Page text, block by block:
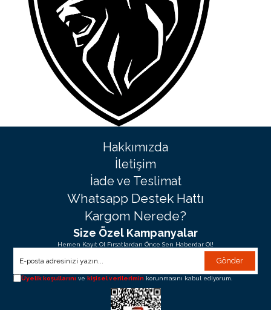
Hakkımızda
İletişim
İade ve Teslimat
Whatsapp Destek Hattı
Kargom Nerede?
Size Özel Kampanyalar
Hemen Kayıt Ol Fırsatlardan Önce Sen Haberdar Ol!
Gönder
Üyelik koşullarını vekişisel verilerimin korunmasını kabul ediyorum.